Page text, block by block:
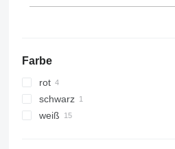
Farbe
rot
schwarz
weiß